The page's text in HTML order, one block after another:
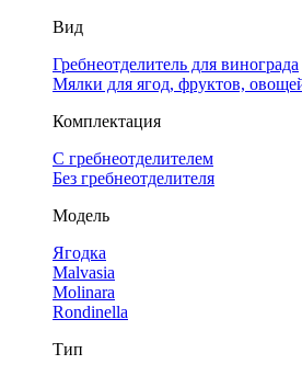
Вид
Гребнеотделитель для винограда
Мялки для ягод, фруктов,
Комплектация
С гребнеотделителем
Без гребнеотделителя
Модель
Ягодка
Malvasia
Molinara
Rondinella
Тип